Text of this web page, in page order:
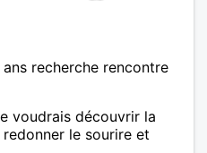
recherche rencontre
voudrais découvrir la
le sourire et